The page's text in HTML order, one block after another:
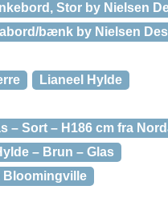
Stor by Nielsen
bænk by Nielsen
Lianeel Hylde
– Sort – H186 cm fra
– Brun – Glas
Bloomingville